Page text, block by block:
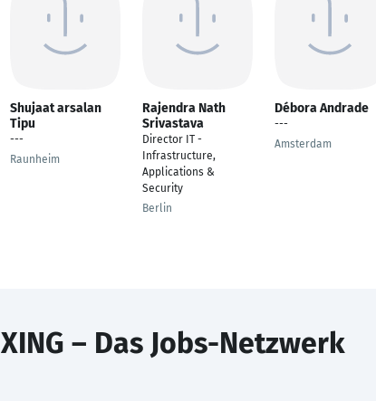
Shujaat arsalan
Tipu
---
Raunheim
Rajendra Nath
Srivastava
Director IT -
Infrastructure,
Applications &
Security
Berlin
Débora Andrade
---
Amsterdam
XING – Das Jobs-Netzwerk